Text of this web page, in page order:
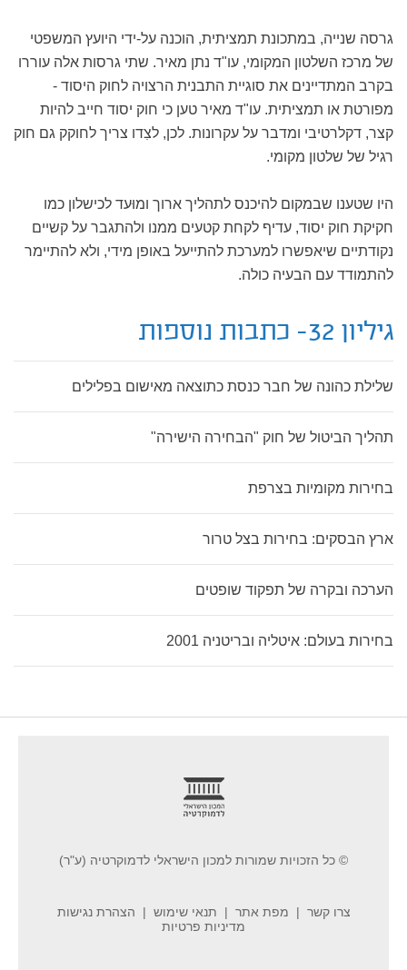
גרסה שנייה, במתכונת תמציתית, הוכנה על-ידי היועץ המשפטי
של מרכז השלטון המקומי, עו"ד נתן מאיר. שתי גרסות אלה עוררו
בקרב המתדיינים את סוגיית התבנית הרצויה לחוק היסוד -
מפורטת או תמציתית. עו"ד מאיר טען כי חוק יסוד חייב להיות
קצר, דקלרטיבי ומדבר על עקרונות. לכן, לצִדו צריך לחוקק גם חוק
רגיל של שלטון מקומי.
היו שטענו שבמקום להיכנס לתהליך ארוך ומוּעד לכישלון כמו
חקיקת חוק יסוד, עדיף לקחת קטעים ממנו ולהתגבר על קשיים
נקודתיים שיאפשרו למערכת להתייעל באופן מידי, ולא להתיימר
להתמודד עם הבעיה כולה.
גיליון 32- כתבות נוספות
שלילת כהונה של חבר כנסת כתוצאה מאישום בפלילים
תהליך הביטול של חוק "הבחירה הישירה"
בחירות מקומיות בצרפת
ארץ הבסקים: בחירות בצל טרור
הערכה ובקרה של תפקוד שופטים
בחירות בעולם: איטליה ובריטניה 2001
© כל הזכויות שמורות למכון הישראלי לדמוקרטיה (ע"ר)
צרו קשר מפת אתר תנאי שימוש
הצהרת נגישות
מדיניות פרטיות